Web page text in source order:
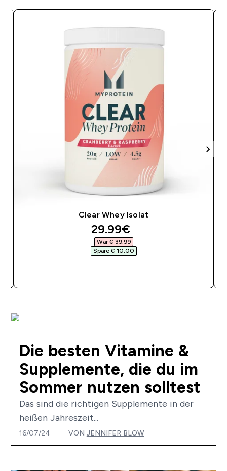
Clear Whey Isolat
discounted price
29.99€‎
War € 39,99‎
Spare € 10,00‎
Die besten Vitamine &
Supplemente, die du im
Sommer nutzen solltest
Das sind die richtigen Supplemente in der
heißen Jahreszeit...
16/07/24 VON JENNIFER BLOW